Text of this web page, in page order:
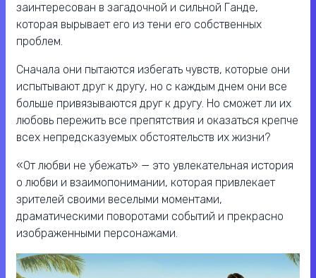
заинтересован в загадочной и сильной Ганде,
которая вырывает его из тени его собственных
проблем.
Сначала они пытаются избегать чувств, которые они
испытывают друг к другу, но с каждым днем они все
больше привязываются друг к другу. Но сможет ли их
любовь пережить все препятствия и оказаться крепче
всех непредсказуемых обстоятельств их жизни?
«От любви не убежать» — это увлекательная история
о любви и взаимопонимании, которая привлекает
зрителей своими веселыми моментами,
драматическими поворотами событий и прекрасно
изображенными персонажами.